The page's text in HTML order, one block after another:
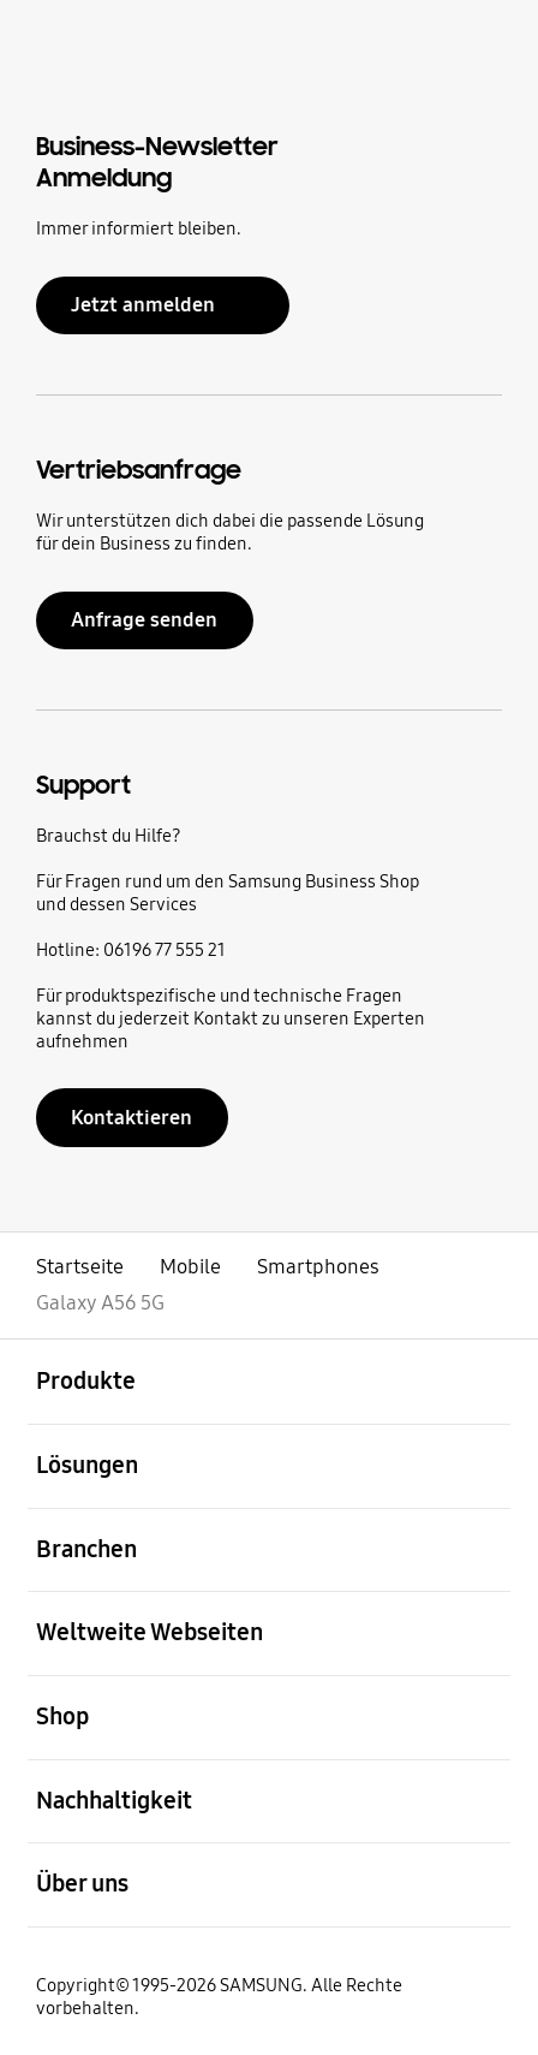
Business-Newsletter
Anmeldung
Immer informiert bleiben.
Jetzt anmelden
Vertriebsanfrage
Wir unterstützen dich dabei die passende Lösung
für dein Business zu finden.
Anfrage senden
Support
Brauchst du Hilfe?
Für Fragen rund um den Samsung Business Shop
und dessen Services
Hotline: 06196 77 555 21
Für produktspezifische und technische Fragen
kannst du jederzeit Kontakt zu unseren Experten
aufnehmen
Kontaktieren
Startseite Mobile
Smartphones
Galaxy A56 5G
Produkte
Lösungen
Branchen
Weltweite Webseiten
Shop
Nachhaltigkeit
Über uns
Copyright© 1995-2026 SAMSUNG. Alle Rechte
vorbehalten.